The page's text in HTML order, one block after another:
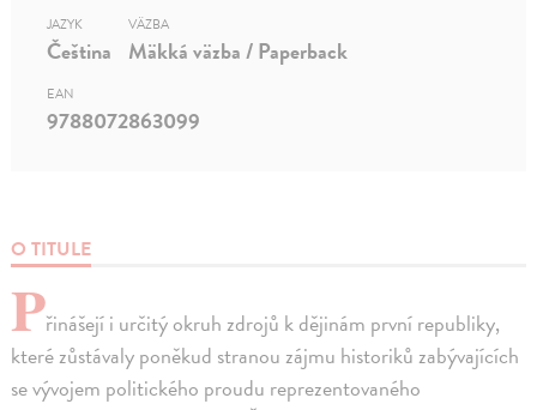
O TITULE
Přinášejí i určitý okruh zdrojů k dějinám první republiky,
které zůstávaly poněkud stranou zájmu historiků zabývajících
se vývojem politického proudu reprezentovaného
JAZYK
Čeština
VÄZBA
Mäkká väzba / Paperback
EAN
9788072863099